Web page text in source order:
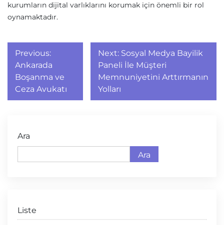
kurumların dijital varlıklarını korumak için önemli bir rol
oynamaktadır.
Yazı
gezinmesi
Previous:
Ankarada
Boşanma ve
Ceza Avukatı
Next: Sosyal Medya Bayilik
Paneli İle Müşteri
Memnuniyetini Arttırmanın
Yolları
Ara
Ara
Liste